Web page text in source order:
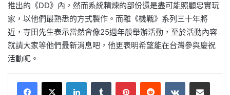
推出的《DD》內，然而系統精煉的部份還是盡可能照顧忠實玩
家，以他們最熟悉的方式製作。而離《機戰》系列三十年將
近，寺田先生表示當然會像25週年般舉辦活動，至於活動內容
就請大家等他們最新消息吧，他更表明希望能在台灣參與慶祝
活動呢。
LinkedInTumblr PinterestReddit VKontakteShare via Email